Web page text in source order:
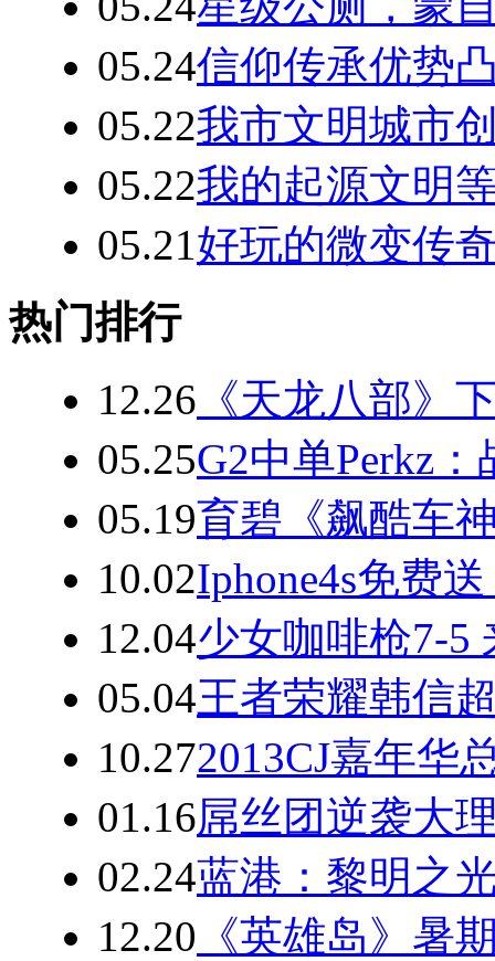
05.24信仰传承优势
05.22我市文明城市
05.22我的起源文明
05.21好玩的微变传
热门排行
12.26 《天龙八部》
05.25G2中单Perkz
05.19育碧《飙酷车
10.02Iphone4s免费
12.04少女咖啡枪7-5
05.04王者荣耀韩信
10.272013CJ嘉年
01.16屌丝团逆袭大
02.24蓝港：黎明之
12.20 《英雄岛》暑